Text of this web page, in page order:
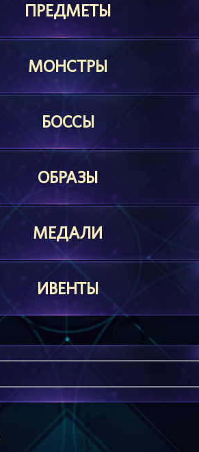
ПРЕДМЕТЫ
МОНСТРЫ
БОССЫ
ОБРАЗЫ
МЕДАЛИ
ИВЕНТЫ